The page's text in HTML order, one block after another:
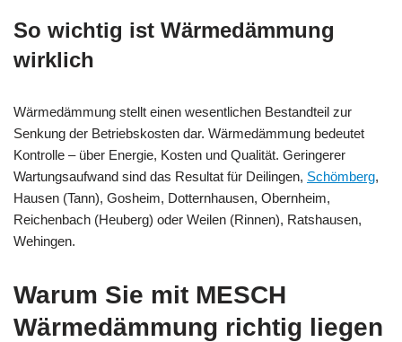
So wichtig ist Wärmedämmung
wirklich
Wärmedämmung stellt einen wesentlichen Bestandteil zur
Senkung der Betriebskosten dar. Wärmedämmung bedeutet
Kontrolle – über Energie, Kosten und Qualität. Geringerer
Wartungsaufwand sind das Resultat für Deilingen, Schömberg,
Hausen (Tann), Gosheim, Dotternhausen, Obernheim,
Reichenbach (Heuberg) oder Weilen (Rinnen), Ratshausen,
Wehingen.
Warum Sie mit MESCH
Wärmedämmung richtig liegen